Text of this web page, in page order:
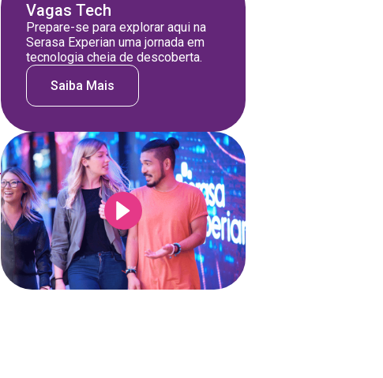
Vagas Tech
Prepare-se para explorar aqui na
Serasa Experian uma jornada em
tecnologia cheia de descoberta.
Saiba Mais